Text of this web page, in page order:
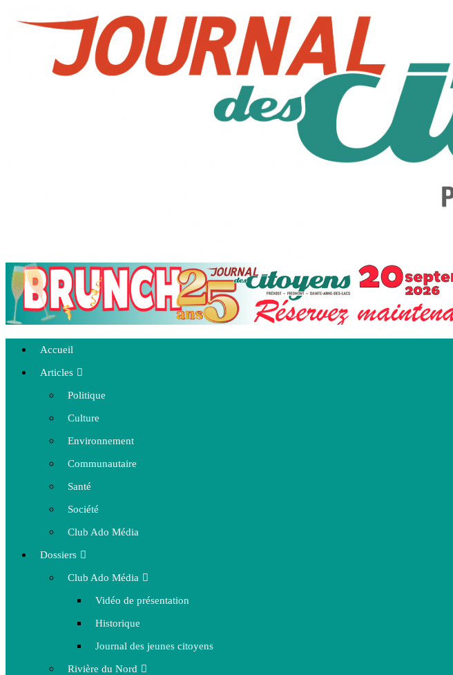
Accueil
Articles
Politique
Culture
Environnement
Communautaire
Santé
Société
Club Ado Média
Dossiers
Club Ado Média
Vidéo de présentation
Historique
Journal des jeunes citoyens
Rivière du Nord